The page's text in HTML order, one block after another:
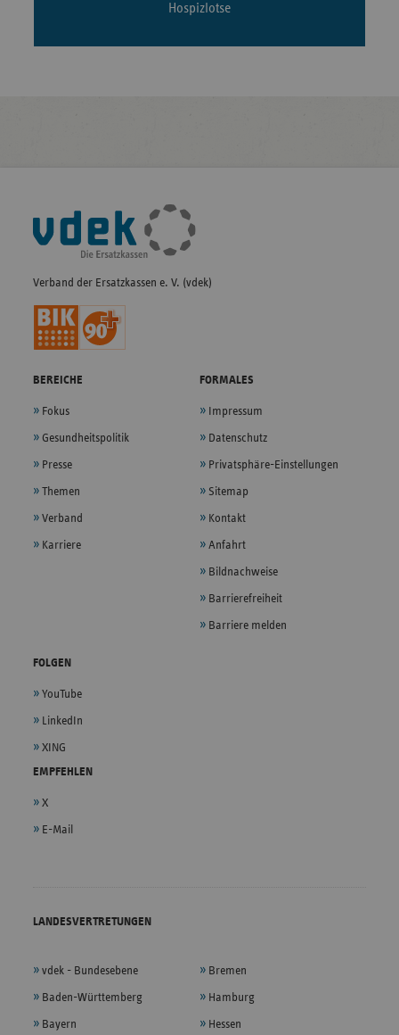
Hospizlotse
Fußleisten-
Navigation
Verband der Ersatzkassen e. V. (vdek)
BEREICHE
Fokus
Gesundheitspolitik
Presse
Themen
Verband
Karriere
FORMALES
Impressum
Datenschutz
Privatsphäre-Einstellungen
Sitemap
Kontakt
Anfahrt
Bildnachweise
Barrierefreiheit
Barriere melden
FOLGEN
YouTube
LinkedIn
XING
EMPFEHLEN
X
E-Mail
LANDESVERTRETUNGEN
vdek - Bundesebene
Baden-Württemberg
Bayern
Bremen
Hamburg
Hessen